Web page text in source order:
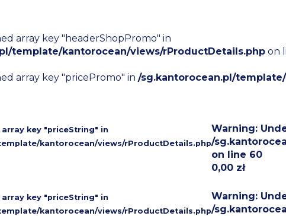
array key "headerShopPromo" in
template/kantorocean/views/rProductDetails.php on
array key "pricePromo" in /sg.kantorocean.pl/
key "priceString" in
kantorocean/views/rProductDetails.php
Warning:
/
on line 60
0,00 zł
key "priceString" in
kantorocean/views/rProductDetails.php
Warning:
/